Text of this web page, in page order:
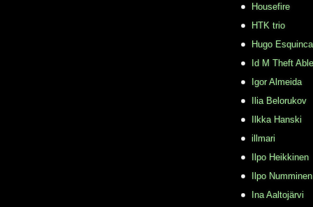
Housefire
HTK trio
Hugo Esquinca
Id M Theft Able
Igor Almeida
Ilia Belorukov
Ilkka Hanski
illmari
Ilpo Heikkinen
Ilpo Numminen
Ina Aaltojärvi